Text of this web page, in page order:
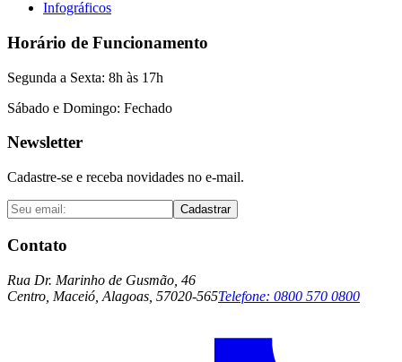
Infográficos
Horário de Funcionamento
Segunda a Sexta: 8h às 17h
Sábado e Domingo: Fechado
Newsletter
Cadastre-se e receba novidades no e-mail.
Cadastrar
Contato
Rua Dr. Marinho de Gusmão, 46
Centro, Maceió, Alagoas, 57020-565Telefone: 0800 570 0800